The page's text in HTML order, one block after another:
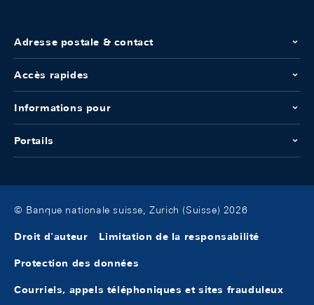
Adresse postale & contact
Accès rapides
Informations pour
Portails
© Banque nationale suisse, Zurich (Suisse) 2026
Droit d'auteur Limitation de la responsabilité
Protection des données
Courriels, appels téléphoniques et sites frauduleux